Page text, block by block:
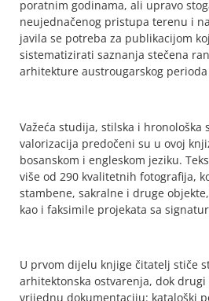
poratnim godinama, ali upravo
neujednačenog pristupa terenu i
javila se potreba za publikacijom
sistematizirati saznanja stečena
arhitekture austrougarskog
Važeća studija, stilska i hronološka
valorizacija predočeni su u ovoj
bosanskom i engleskom jeziku.
više od 290 kvalitetnih fotografija,
stambene, sakralne i druge
kao i faksimile projekata sa
U prvom dijelu knjige čitatelj stiče
arhitektonska ostvarenja, dok
vrijednu dokumentaciju: kataloški